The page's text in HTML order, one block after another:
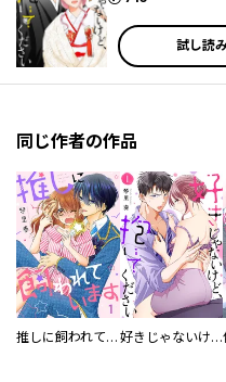
試し読
同じ作者の作品
推しに飼われています 好きじゃないけど、抱いてください